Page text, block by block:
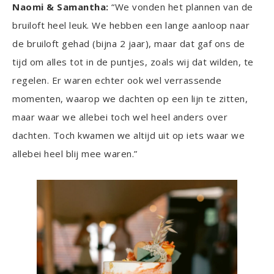
Naomi & Samantha: “We vonden het plannen van de
bruiloft heel leuk. We hebben een lange aanloop naar
de bruiloft gehad (bijna 2 jaar), maar dat gaf ons de
tijd om alles tot in de puntjes, zoals wij dat wilden, te
regelen. Er waren echter ook wel verrassende
momenten, waarop we dachten op een lijn te zitten,
maar waar we allebei toch wel heel anders over
dachten. Toch kwamen we altijd uit op iets waar we
allebei heel blij mee waren.”